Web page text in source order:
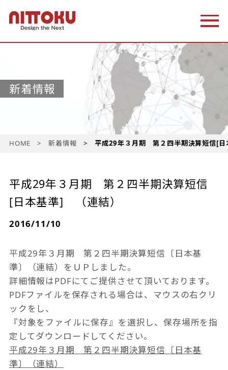
新着情報
HOME 新着情報 平成29年３月期 第２四半期決算短信[
平成29年３月期 第２四半期決算短信
[日本基準] （連結）
2016/11/10
平成29年３月期 第２四半期決算短信〔日本基
準〕（連結）をＵＰしました。
詳細情報はPDFにてご提供させて頂いております。
PDFファイルを保存される場合は、マウスの右クリ
ックをし、
『対象をファイルに保存』を選択し、保存場所を指
定してダウンロードしてください。
平成29年３月期 第２四半期決算短信〔日本基
準〕（連結）